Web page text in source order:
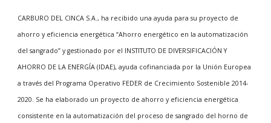
CARBURO DEL CINCA S.A., ha recibido una ayuda para su proyecto de
ahorro y eficiencia energética “Ahorro energético en la automatización
del sangrado” y gestionado por el INSTITUTO DE DIVERSIFICACIÓN Y
AHORRO DE LA ENERGÍA (IDAE), ayuda cofinanciada por la Unión Europea
a través del Programa Operativo FEDER de Crecimiento Sostenible 2014-
2020. Se ha elaborado un proyecto de ahorro y eficiencia energética
consistente en la automatización del proceso de sangrado del horno de